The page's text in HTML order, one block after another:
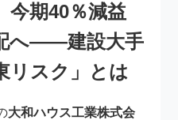
今期40％減益
へ――建設大手
リスク」とは
大和ハウス工業株式会